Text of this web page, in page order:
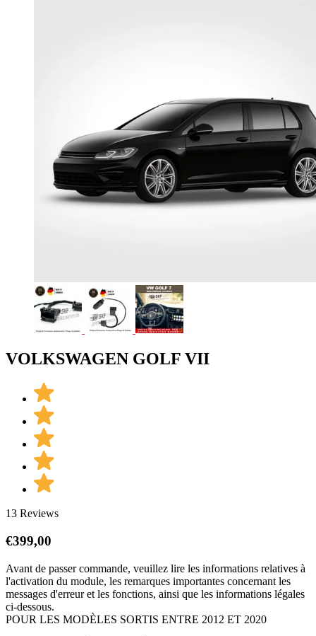
VOLKSWAGEN GOLF VII
13 Reviews
€399,00
Avant de passer commande, veuillez lire les informations relatives à
l'activation du module, les remarques importantes concernant les
messages d'erreur et les fonctions, ainsi que les informations légales
ci-dessous.
POUR LES MODÈLES SORTIS ENTRE 2012 ET 2020